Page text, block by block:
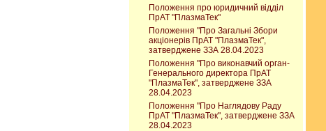
Положення про юридичний відділ
ПрАТ "ПлазмаТек"
Положення "Про Загальні Збори
акціонерів ПрАТ "ПлазмаТек",
затверджене ЗЗА 28.04.2023
Положення "Про виконавчий орган-
Генерального директора ПрАТ
"ПлазмаТек", затверджене ЗЗА
28.04.2023
Положення "Про Наглядову Раду
ПрАТ "ПлазмаТек", затверджене ЗЗА
28.04.2023